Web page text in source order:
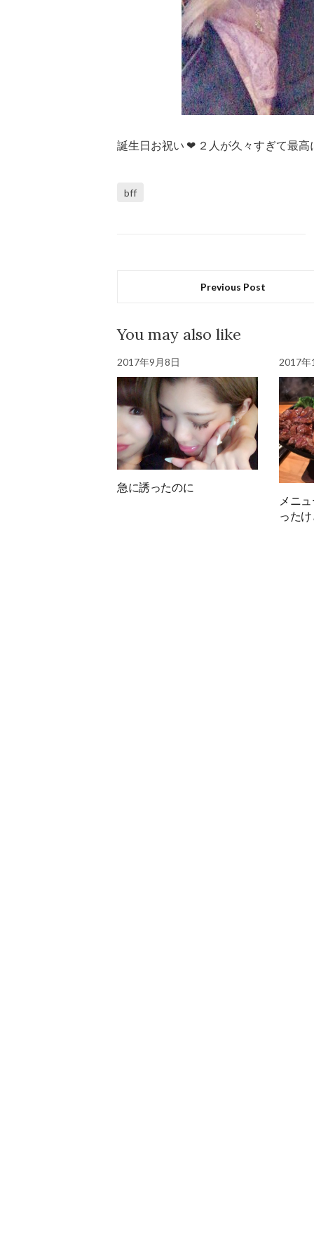
誕生日お祝い ❤︎ ２人が久々すぎて最
bff
Previous Post
You may also like
2017年9月8日
急に誘ったのに
2017
メニ
った